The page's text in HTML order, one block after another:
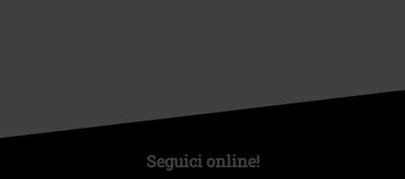
Seguici online!